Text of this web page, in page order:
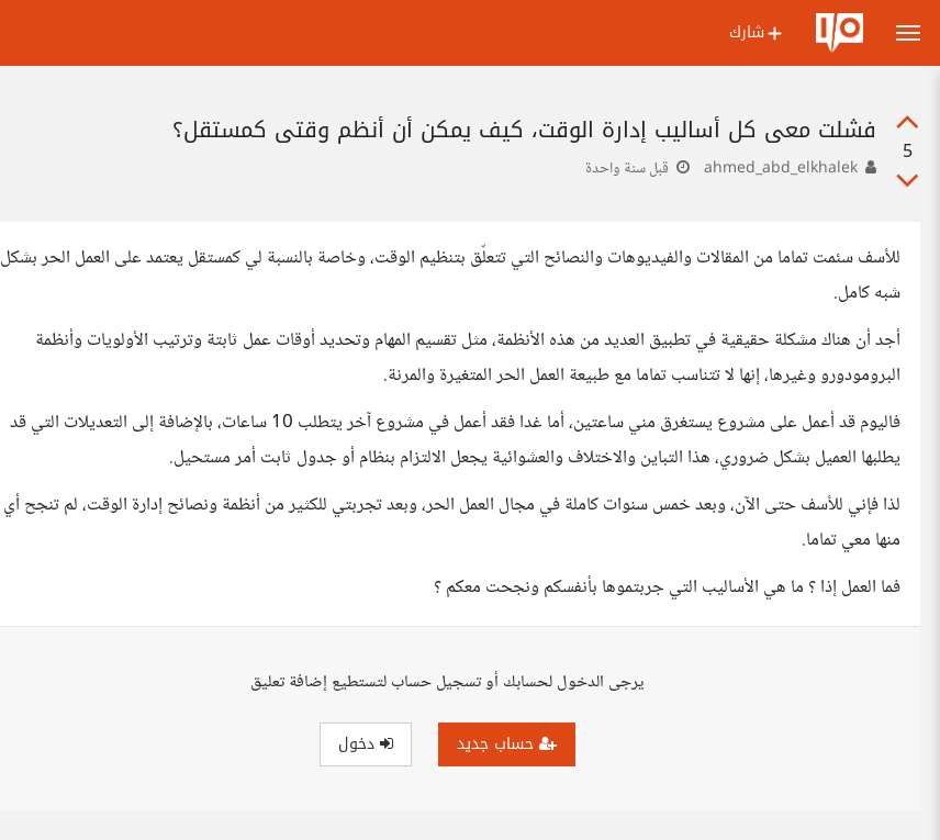
شارك
5
فشلت معي كل أساليب إدارة الوقت، كيف يمكن أن أنظم وقتي كمستقل؟
قبل سنة واحدة
للأسف سئمت تماما من المقالات والفيديوهات والنصائح التي تتعلّق بتنظيم الوقت، وخاصة بالنسبة لي كمستقل يعتمد على العمل الحر بشكل
شبه كامل.
أجد أن هناك مشكلة حقيقية في تطبيق العديد من هذه الأنظمة، مثل تقسيم المهام وتحديد أوقات عمل ثابتة وترتيب الأولويات وأنظمة
البرومودورو وغيرها، إنها لا تتناسب تماما مع طبيعة العمل الحر المتغيرة والمرنة.
فاليوم قد أعمل على مشروع يستغرق مني ساعتين، أما غدا فقد أعمل في مشروع آخر يتطلب 10 ساعات، بالإضافة إلى التعديلات التي قد
يطلبها العميل بشكل ضروري، هذا التباين والاختلاف والعشوائية يجعل الالتزام بنظام أو جدول ثابت أمر مستحيل.
لذا فإني للأسف حتى الآن، وبعد خمس سنوات كاملة في مجال العمل الحر، وبعد تجربتي للكثير من أنظمة ونصائح إدارة الوقت، لم تنجح أي
منها معي تماما.
فما العمل إذا ؟ ما هي الأساليب التي جربتموها بأنفسكم ونجحت معكم ؟
يرجى الدخول لحسابك أو تسجيل حساب لتستطيع إضافة تعليق
حساب جديد دخول